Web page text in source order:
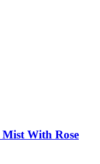
With Rose